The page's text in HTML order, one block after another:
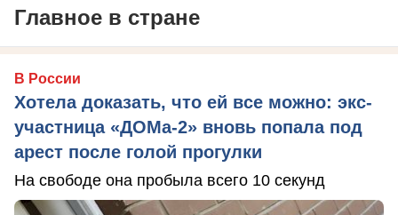
Главное в стране
В России
Хотела доказать, что ей все можно: экс-
участница «ДОМа-2» вновь попала под
арест после голой прогулки
На свободе она пробыла всего 10 секунд